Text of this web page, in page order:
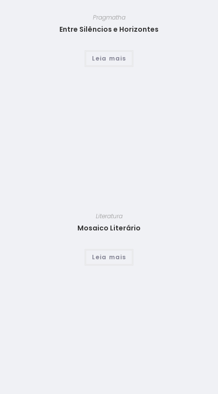
Pragmatha
Entre Silêncios e Horizontes
Leia mais
Literatura
Mosaico Literário
Leia mais